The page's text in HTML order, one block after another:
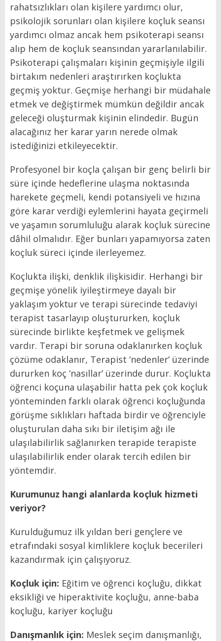
rahatsızlıkları olan kişilere yardımcı olur,
psikolojik sorunları olan kişilere koçluk seansı
yardımcı olmaz ancak hem psikoterapi seansı
alıp hem de koçluk seansından yararlanılabilir.
Psikoterapi çalışmaları kişinin geçmişiyle ilgili
birtakım nedenleri araştırırken koçlukta
geçmiş yoktur. Geçmişe herhangi bir müdahale
etmek ve değiştirmek mümkün değildir ancak
geleceği oluşturmak kişinin elindedir. Bugün
alacağınız her karar yarın nerede olmak
istediğinizi etkileyecektir.
Profesyonel bir koçla çalışan bir genç belirli bir
süre içinde hedeflerine ulaşma noktasında
harekete geçmeli, kendi potansiyeli ve hızına
göre karar verdiği eylemlerini hayata geçirmeli
ve yaşamın sorumluluğu alarak koçluk sürecine
dâhil olmalıdır. Eğer bunları yapamıyorsa zaten
koçluk süreci içinde ilerleyemez.
Koçlukta ilişki, denklik ilişkisidir. Herhangi bir
geçmişe yönelik iyileştirmeye dayalı bir
yaklaşım yoktur ve terapi sürecinde tedaviyi
terapist tasarlayıp oluştururken, koçluk
sürecinde birlikte keşfetmek ve gelişmek
vardır. Terapi bir soruna odaklanırken koçluk
çözüme odaklanır, Terapist ‘nedenler’ üzerinde
dururken koç ‘nasıllar’ üzerinde durur. Koçlukta
öğrenci koçuna ulaşabilir hatta pek çok koçluk
yönteminden farklı olarak öğrenci koçluğunda
görüşme sıklıkları haftada birdir ve öğrenciyle
oluşturulan daha sıkı bir iletişim ağı ile
ulaşılabilirlik sağlanırken terapide terapiste
ulaşılabilirlik ender olarak tercih edilen bir
yöntemdir.
Kurumunuz hangi alanlarda koçluk hizmeti
veriyor?
Kurulduğumuz ilk yıldan beri gençlere ve
etrafındaki sosyal kimliklere koçluk becerileri
kazandırmak için çalışıyoruz.
Koçluk için: Eğitim ve öğrenci koçluğu, dikkat
eksikliği ve hiperaktivite koçluğu, anne-baba
koçluğu, kariyer koçluğu
Danışmanlık için: Meslek seçim danışmanlığı,